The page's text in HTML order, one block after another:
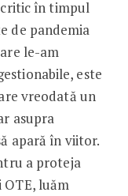
critic în timpul
de pandemia
le-am
este
vreodată un
asupra
apară în viitor.
a proteja
luăm